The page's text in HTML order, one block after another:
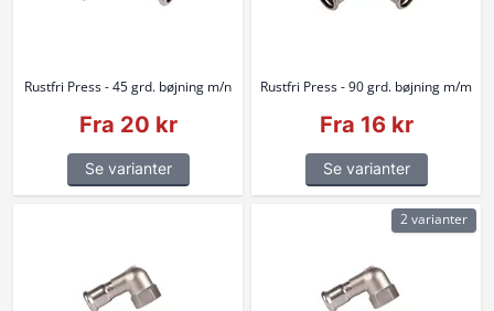
Rustfri Press - 45 grd. bøjning m/n
Fra 20 kr
Se varianter
Rustfri Press - 90 grd. bøjning m/m
Fra 16 kr
Se varianter
2 varianter